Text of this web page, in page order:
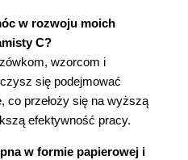
w przykładzie roboczym
w rozwoju moich
C?
wzorcom i
się podejmować
co przełoży się na wyższą
efektywność pracy.
w formie papierowej i